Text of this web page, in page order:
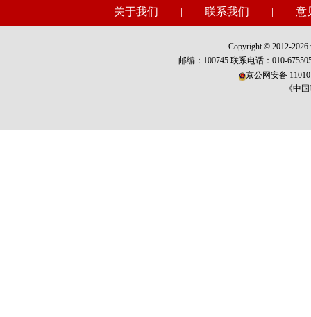
关于我们 | 联系我们 | 意
Copyright © 2012-2026
邮编：100745 联系电话：010-
京公网安备
《中